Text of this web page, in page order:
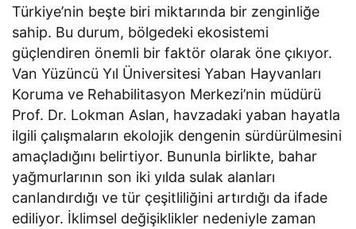
Türkiye’nin beşte biri miktarında bir zenginliğe
sahip. Bu durum, bölgedeki ekosistemi
güçlendiren önemli bir faktör olarak öne çıkıyor.
Van Yüzüncü Yıl Üniversitesi Yaban Hayvanları
Koruma ve Rehabilitasyon Merkezi’nin müdürü
Prof. Dr. Lokman Aslan, havzadaki yaban hayatla
ilgili çalışmaların ekolojik dengenin sürdürülmesini
amaçladığını belirtiyor. Bununla birlikte, bahar
yağmurlarının son iki yılda sulak alanları
canlandırdığı ve tür çeşitliliğini artırdığı da ifade
ediliyor. İklimsel değişiklikler nedeniyle zaman